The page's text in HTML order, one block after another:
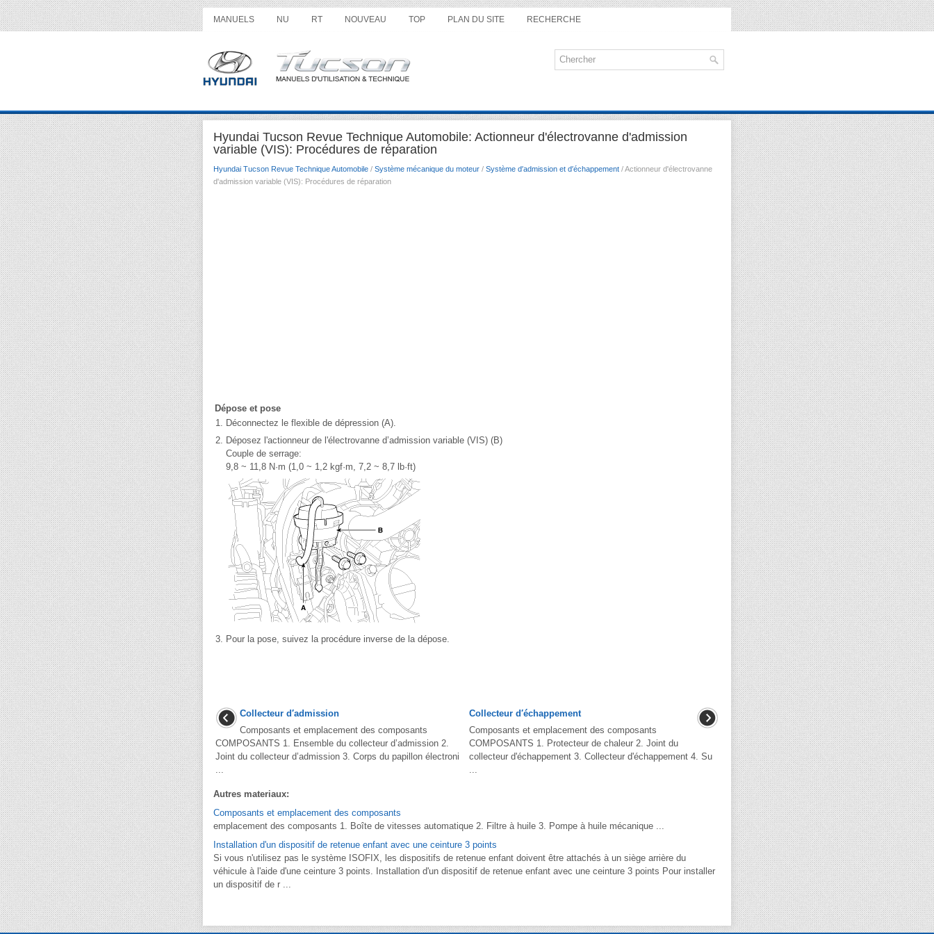
MANUELS NU RT NOUVEAU TOP PLAN DU SITE RECHERCHE
Hyundai Tucson Revue Technique Automobile: Actionneur d'électrovanne d'admission
variable (VIS): Procédures de réparation
Hyundai Tucson Revue Technique Automobile / Système mécanique du moteur / Système d′admission et d′échappement / Actionneur d'électrovanne
d'admission variable (VIS): Procédures de réparation
Dépose et pose
1. Déconnectez le flexible de dépression (A).
2. Déposez l'actionneur de l'électrovanne d’admission variable (VIS) (B)
Couple de serrage:
9,8 ~ 11,8 N·m (1,0 ~ 1,2 kgf·m, 7,2 ~ 8,7 lb·ft)
3. Pour la pose, suivez la procédure inverse de la dépose.
Collecteur d′admission
Composants et emplacement des composants
COMPOSANTS 1. Ensemble du collecteur d’admission 2.
Joint du collecteur d’admission 3. Corps du papillon électroni
...
Collecteur d′échappement
Composants et emplacement des composants
COMPOSANTS 1. Protecteur de chaleur 2. Joint du
collecteur d'échappement 3. Collecteur d'échappement 4. Su
...
Autres materiaux:
Composants et emplacement des composants
emplacement des composants 1. Boîte de vitesses automatique 2. Filtre à huile 3. Pompe à huile mécanique ...
Installation d'un dispositif de retenue enfant avec une ceinture 3 points
Si vous n'utilisez pas le système ISOFIX, les dispositifs de retenue enfant doivent être attachés à un siège arrière du
véhicule à l'aide d'une ceinture 3 points. Installation d'un dispositif de retenue enfant avec une ceinture 3 points Pour installer
un dispositif de r ...